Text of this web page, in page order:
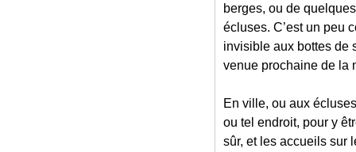
berges, ou de
écluses. C’est un peu
invisible aux bottes de
venue prochaine de la
En ville, ou aux
ou tel endroit, pour y
sûr, et les accueils sur